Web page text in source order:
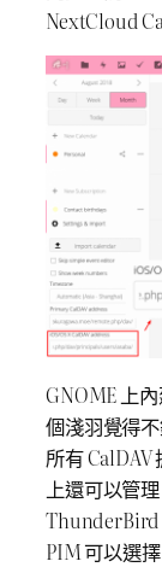
NextCloud
GNOME 上
個淺羽覺得
所有
上還可以管
ThunderBird
PIM 可以選